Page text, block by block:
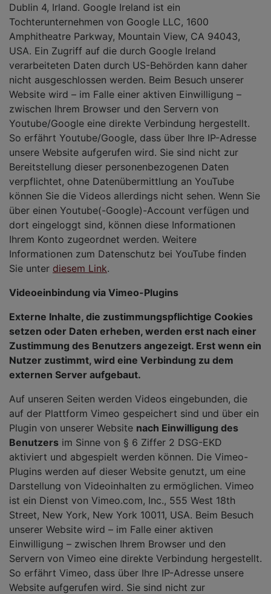
Dublin 4, Irland. Google Ireland ist ein
Tochterunternehmen von Google LLC, 1600
Amphitheatre Parkway, Mountain View, CA 94043,
USA. Ein Zugriff auf die durch Google Ireland
verarbeiteten Daten durch US-Behörden kann daher
nicht ausgeschlossen werden. Beim Besuch unserer
Website wird – im Falle einer aktiven Einwilligung –
zwischen Ihrem Browser und den Servern von
Youtube/Google eine direkte Verbindung hergestellt.
So erfährt Youtube/Google, dass über Ihre IP-Adresse
unsere Website aufgerufen wird. Sie sind nicht zur
Bereitstellung dieser personenbezogenen Daten
verpflichtet, ohne Datenübermittlung an YouTube
können Sie die Videos allerdings nicht sehen. Wenn Sie
über einen Youtube(-Google)-Account verfügen und
dort eingeloggt sind, können diese Informationen
Ihrem Konto zugeordnet werden. Weitere
Informationen zum Datenschutz bei YouTube finden
Sie unter diesem Link.
Videoeinbindung via Vimeo-Plugins
Externe Inhalte, die zustimmungspflichtige Cookies
setzen oder Daten erheben, werden erst nach einer
Zustimmung des Benutzers angezeigt. Erst wenn ein
Nutzer zustimmt, wird eine Verbindung zu dem
externen Server aufgebaut.
Auf unseren Seiten werden Videos eingebunden, die
auf der Plattform Vimeo gespeichert sind und über ein
Plugin von unserer Website nach Einwilligung des
Benutzers im Sinne von § 6 Ziffer 2 DSG-EKD
aktiviert und abgespielt werden können. Die Vimeo-
Plugins werden auf dieser Website genutzt, um eine
Darstellung von Videoinhalten zu ermöglichen. Vimeo
ist ein Dienst von Vimeo.com, Inc., 555 West 18th
Street, New York, New York 10011, USA. Beim Besuch
unserer Website wird – im Falle einer aktiven
Einwilligung – zwischen Ihrem Browser und den
Servern von Vimeo eine direkte Verbindung hergestellt.
So erfährt Vimeo, dass über Ihre IP-Adresse unsere
Website aufgerufen wird. Sie sind nicht zur